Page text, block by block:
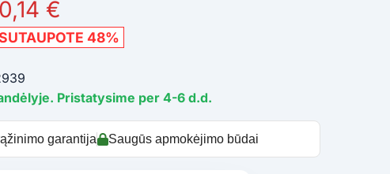
€
48%
Pristatysime per 4-6 d.d.
garantija Saugūs apmokėjimo būdai